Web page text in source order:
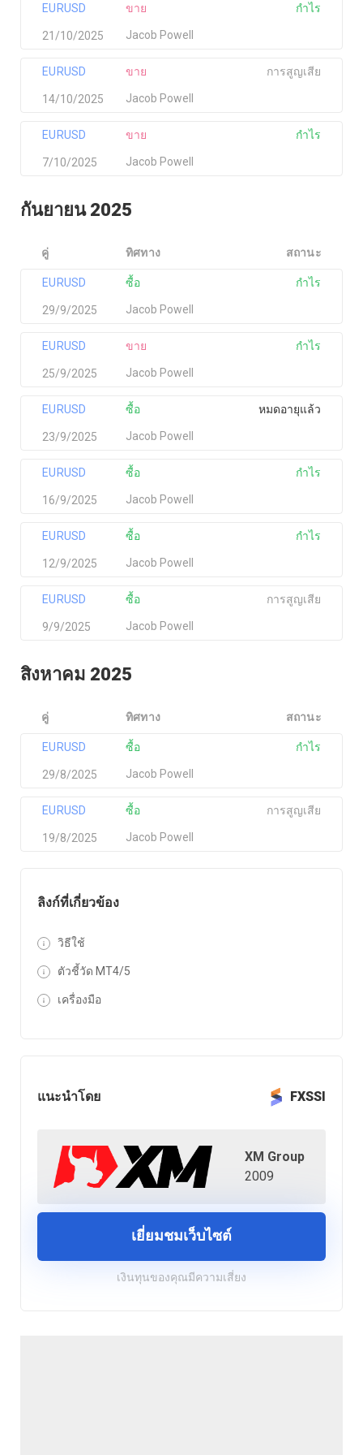
ลิงก์ที่เกี่ยวข้อง
วิธีใช้
ตัวชี้วัด MT4/5
เครื่องมือ
แนะนำโดย FXSSI
XM Group
2009
เยี่ยมชมเว็บไซต์
เงินทุนของคุณมีความเสี่ยง
EURUSD
Jacob Powell
ขาย
21/10/2025
กำไร
EURUSD
Jacob Powell
ขาย
14/10/2025
การสูญเสีย
EURUSD
Jacob Powell
ขาย
7/10/2025
กำไร
กันยายน 2025
คู่ ทิศทาง สถานะ
EURUSD
Jacob Powell
ซื้อ
29/9/2025
กำไร
EURUSD
Jacob Powell
ขาย
25/9/2025
กำไร
EURUSD
Jacob Powell
ซื้อ
23/9/2025
หมดอายุแล้ว
EURUSD
Jacob Powell
ซื้อ
16/9/2025
กำไร
EURUSD
Jacob Powell
ซื้อ
12/9/2025
กำไร
EURUSD
Jacob Powell
ซื้อ
9/9/2025
การสูญเสีย
สิงหาคม 2025
คู่ ทิศทาง สถานะ
EURUSD
Jacob Powell
ซื้อ
29/8/2025
กำไร
EURUSD
Jacob Powell
ซื้อ
19/8/2025
การสูญเสีย